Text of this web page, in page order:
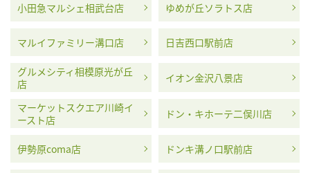
小田急マルシェ相武台店 ゆめが丘ソラトス店
マルイファミリー溝口店 日吉西口駅前店
グルメシティ相模原光が丘
店
イオン金沢八景店
マーケットスクエア川崎イ
ースト店
ドン・キホーテ二俣川店
伊勢原coma店 ドンキ溝ノ口駅前店